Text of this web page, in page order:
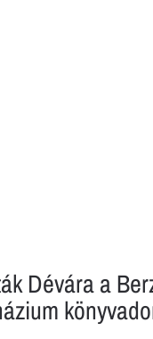
Dévára a